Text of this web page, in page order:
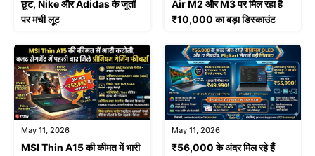
छूट, Nike और Adidas के जूतों
पर मची लूट
Air M2 और M3 पर मिल रहा है
₹10,000 का बड़ा डिस्काउंट
May 11, 2026
MSI Thin A15 की कीमत में भारी
May 11, 2026
₹56,000 के अंदर मिल रहे हैं